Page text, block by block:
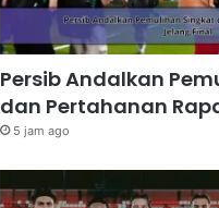
Persib Andalkan
dan Pertahanan
5 jam ago